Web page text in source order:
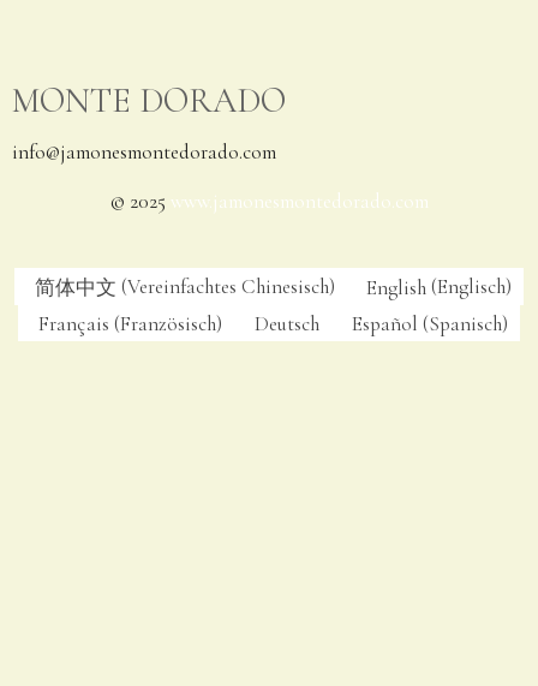
MONTE DORADO
info@jamonesmontedorado.com
© 2025 www.jamonesmontedorado.com
简体中文 (Vereinfachtes Chinesisch) English(Englisch)
Français (Französisch) Deutsch Español (Spanisch)